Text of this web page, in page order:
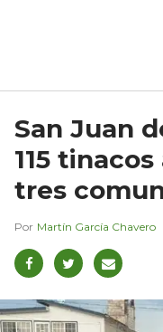
San Juan
115
tres
Martín García Chavero